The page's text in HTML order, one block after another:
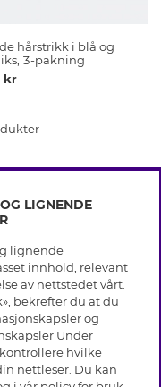
hårstrikk i blå og
3-pakning
kr
LIGNENDE
lignende
innhold, relevant
av nettstedet vårt.
bekrefter du at du
og
Under
hvilke
nettleser. Du kan